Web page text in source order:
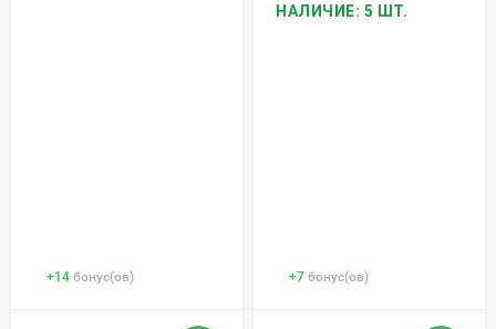
+14 бонус(ов)
НАЛИЧИЕ: 5 ШТ.
+7 бонус(ов)